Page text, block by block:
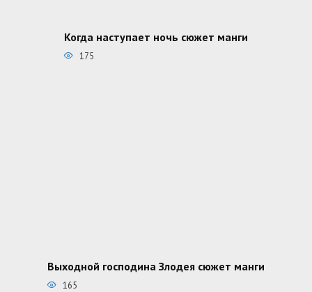
Когда наступает ночь сюжет манги
175
Выходной господина Злодея сюжет манги
165